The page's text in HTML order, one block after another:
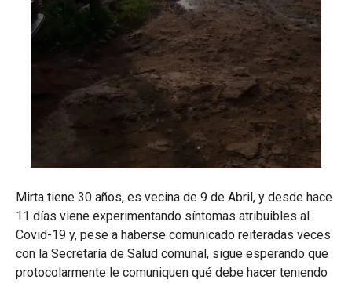
Mirta tiene 30 años, es vecina de 9 de Abril, y desde hace
11 días viene experimentando síntomas atribuibles al
Covid-19 y, pese a haberse comunicado reiteradas veces
con la Secretaría de Salud comunal, sigue esperando que
protocolarmente le comuniquen qué debe hacer teniendo